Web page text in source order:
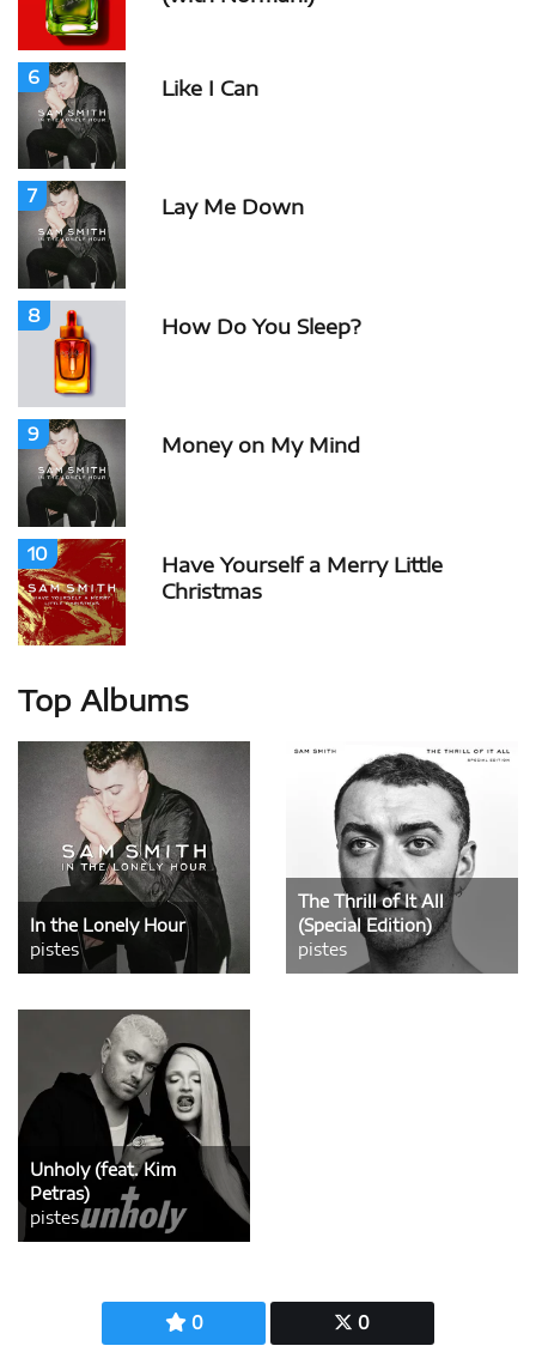
0 0
6 Like I Can
7 Lay Me Down
8 How Do You Sleep?
9 Money on My Mind
10
Have Yourself a Merry Little
Christmas
Top Albums
In the Lonely Hour
pistes
The Thrill of It All
(Special Edition)
pistes
Unholy (feat. Kim
Petras)
pistes